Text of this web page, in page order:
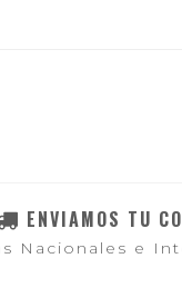
ENVIAMOS TU
Nacionales e